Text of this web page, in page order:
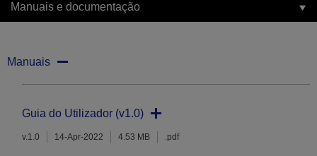
Manuais e documentação
Manuais
Guia do Utilizador (v1.0)
v.1.0 14-Apr-2022 4.53 MB .pdf